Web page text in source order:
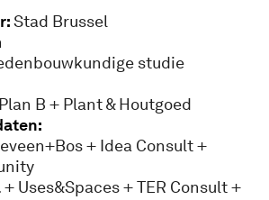
Stad Brussel
studie
B + Plant & Houtgoed
+ Idea Consult +
Uses&Spaces + TER Consult +